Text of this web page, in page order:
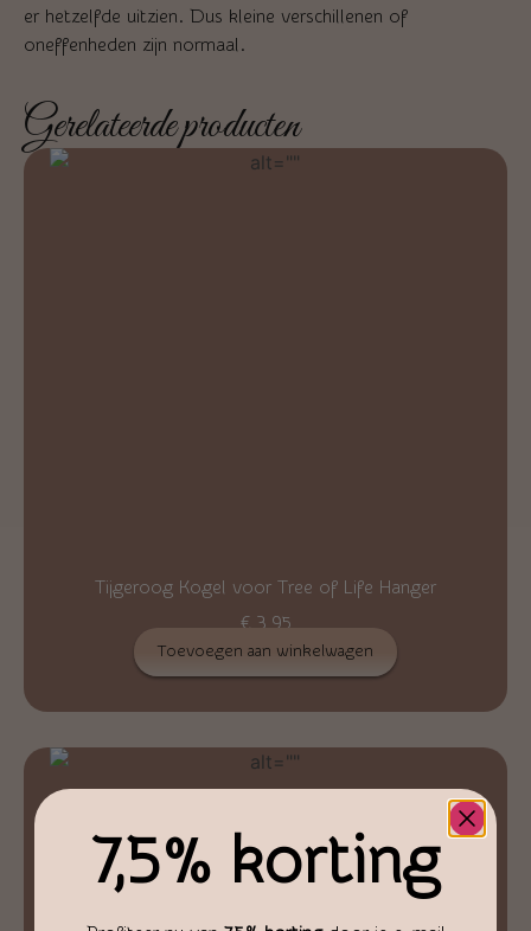
er hetzelfde uitzien. Dus kleine verschillenen of
oneffenheden zijn normaal.
Gerelateerde producten
Tijgeroog Kogel voor Tree of Life Hanger
€3,95
Toevoegen aan winkelwagen
7,5% korting